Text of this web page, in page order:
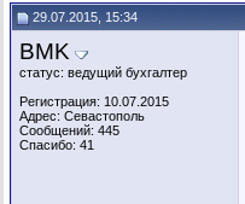
29.07.2015, 15:34
BMK
статус: ведущий бухгалтер
Регистрация: 10.07.2015
Адрес: Севастополь
Сообщений: 445
Спасибо: 41